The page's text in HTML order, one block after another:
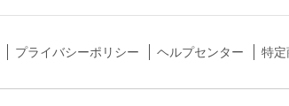
プライバシーポリシー ヘルプセンター 特定